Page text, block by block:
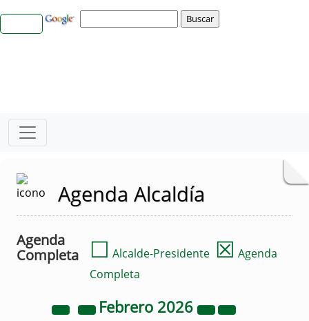
Agenda Alcaldía
Agenda
Completa
☐ Alcalde-Presidente ☒ Agenda
Completa
Febrero 2026